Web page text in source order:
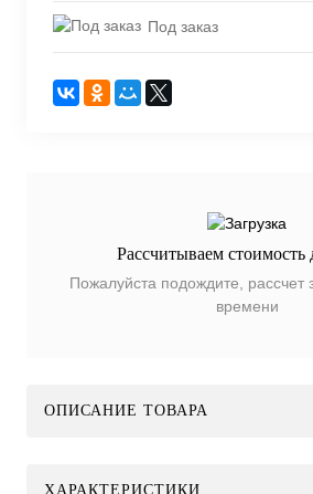
Под заказ
Рассчитываем стоимость
Пожалуйста подождите, рассчет
времени
ОПИСАНИЕ ТОВАРА
ХАРАКТЕРИСТИКИ